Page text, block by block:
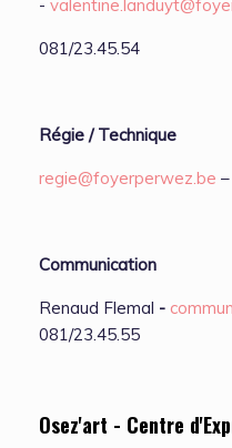
-
081/23.45.54
Régie / Technique
regie@foyerperwez.be
Communication
Renaud Flemal -
081/23.45.55
Osez'art - Centre